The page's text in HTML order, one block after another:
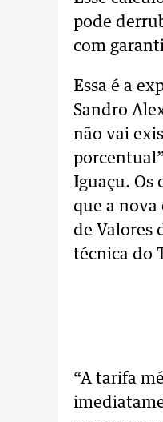
pode
com
Essa é a
Sandro
não vai
Iguaçu. Os
que a nova
de Valores
técnica do
“A tarifa